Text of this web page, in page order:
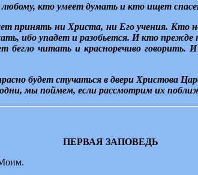
кто умеет думать и кто ищет
ни Христа, ни Его учения. Кто
ибо упадет и разобьется. И кто
читать и красноречиво
будет стучаться в двери Христова
мы поймем, если рассмотрим их
ПЕРВАЯ ЗАПОВЕДЬ